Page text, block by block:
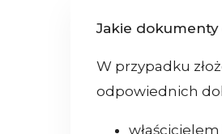
Jakie dokumenty
W przypadku
odpowiednich